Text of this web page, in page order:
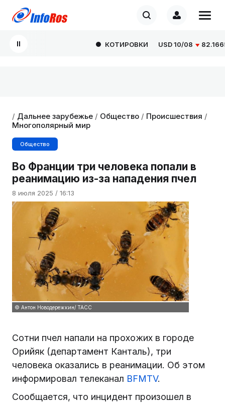
КОТИРОВКИ USD10/08 82.1665
/ Дальнее зарубежье / Общество / Происшествия /
Многополярный мир
Общество
Во Франции три человека попали в
реанимацию из-за нападения пчел
8 июля 2025 / 16:13
© Антон Новодережкин/ ТАСС
Сотни пчел напали на прохожих в городе
Орийяк (департамент Канталь), три
человека оказались в реанимации. Об этом
информировал телеканал BFMTV.
Сообщается, что инцидент произошел в